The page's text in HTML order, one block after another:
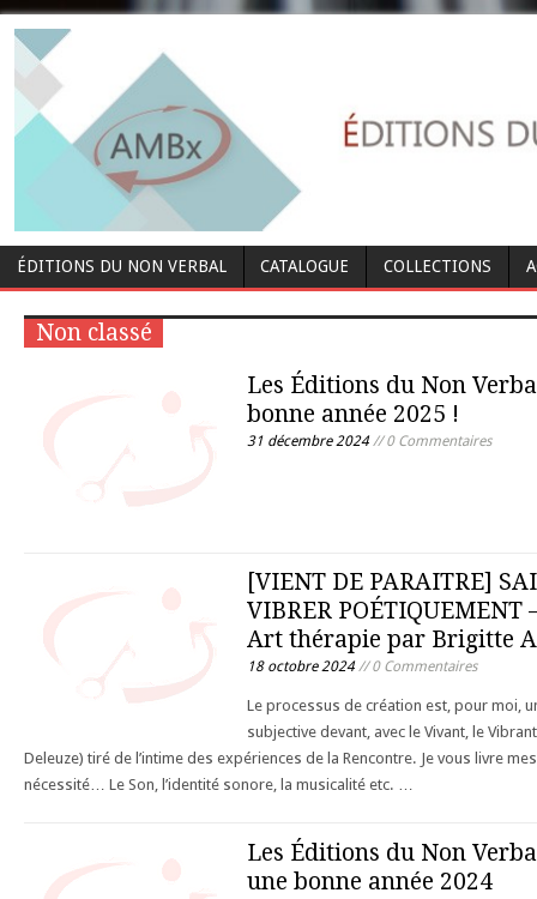
ÉDITIONS DU NON VERBAL CATALOGUE COLLECTIONS
Non classé
Les Éditions du Non
bonne année 2025 !
31 décembre 2024// 0 Commentaires
[VIENT DE PARAITRE]
VIBRER
Art thérapie par Brigitte
18 octobre 2024// 0 Commentaires
Le processus de création est, pour moi,
subjective devant, avec le Vivant, le
Deleuze) tiré de l’intime des expériences de la Rencontre. Je vous livre
nécessité… Le Son, l’identité sonore, la musicalité etc. …
Les Éditions du Non
une bonne année 2024